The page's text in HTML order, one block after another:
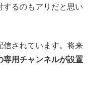
するのもアリだと思い
信されています。将来
専用チャンネルが設置